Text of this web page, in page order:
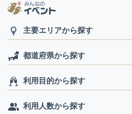
主要エリアから探す
都道府県から探す
利用目的から探す
利用人数から探す